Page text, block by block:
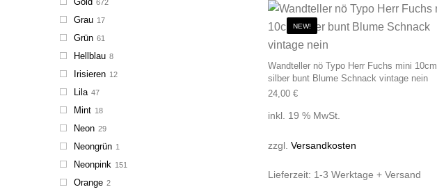
672
Grau 17
Grün 61
Hellblau 8
Irisieren 12
Lila 47
Mint 18
Neon 29
Neongrün 1
Neonpink 151
Orange 2
NEW!
Wandteller nö Typo Herr Fuchs mini 10cm
silber bunt Blume Schnack vintage nein
24,00 €
inkl. 19 % MwSt.
zzgl. Versandkosten
Lieferzeit: 1-3 Werktage + Versand